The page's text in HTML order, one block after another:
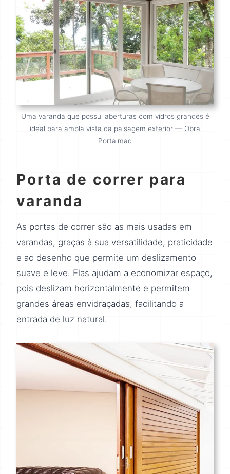
Uma varanda que possui aberturas com vidros grandes é
ideal para ampla vista da paisagem exterior — Obra
Portalmad
Porta de correr para
varanda
As portas de correr são as mais usadas em
varandas, graças à sua versatilidade, praticidade
e ao desenho que permite um deslizamento
suave e leve. Elas ajudam a economizar espaço,
pois deslizam horizontalmente e permitem
grandes áreas envidraçadas, facilitando a
entrada de luz natural.